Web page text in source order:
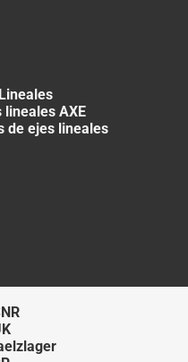
lineales AXE
de ejes lineales